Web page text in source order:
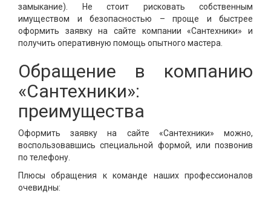
замыкание). Не стоит рисковать собственным
имуществом и безопасностью – проще и быстрее
оформить заявку на сайте компании «Сантехники» и
получить оперативную помощь опытного мастера.
Обращение в компанию
«Сантехники»:
преимущества
Оформить заявку на сайте «Сантехники» можно,
воспользовавшись специальной формой, или позвонив
по телефону.
Плюсы обращения к команде наших профессионалов
очевидны: